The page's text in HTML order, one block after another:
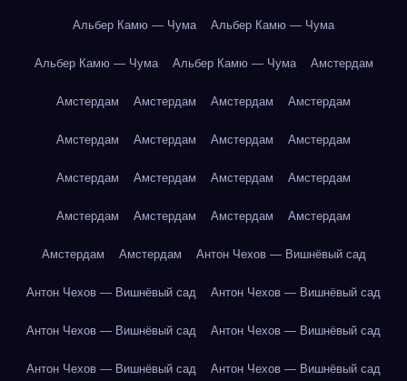
Альбер Камю — Чума Альбер Камю — Чума
Альбер Камю — Чума Альбер Камю — Чума Амстердам
Амстердам Амстердам Амстердам Амстердам
Амстердам Амстердам Амстердам Амстердам
Амстердам Амстердам Амстердам Амстердам
Амстердам Амстердам Амстердам Амстердам
Амстердам Амстердам Антон Чехов — Вишнёвый сад
Антон Чехов — Вишнёвый сад Антон Чехов — Вишнёвый сад
Антон Чехов — Вишнёвый сад Антон Чехов — Вишнёвый сад
Антон Чехов — Вишнёвый сад Антон Чехов — Вишнёвый сад